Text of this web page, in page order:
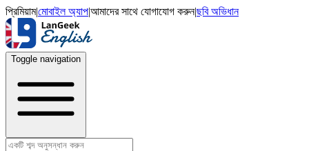
প্রিমিয়াম|মোবাইল অ্যাপ|আমাদের সাথে যোগাযোগ করুন|ছবি অভিধান
Toggle navigation